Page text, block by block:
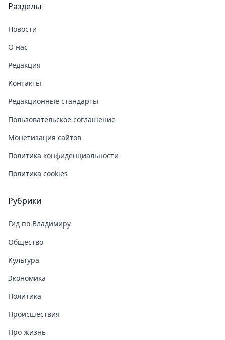
Разделы
Новости
О нас
Редакция
Контакты
Редакционные стандарты
Пользовательское соглашение
Монетизация сайтов
Политика конфиденциальности
Политика cookies
Рубрики
Гид по Владимиру
Общество
Культура
Экономика
Политика
Происшествия
Про жизнь